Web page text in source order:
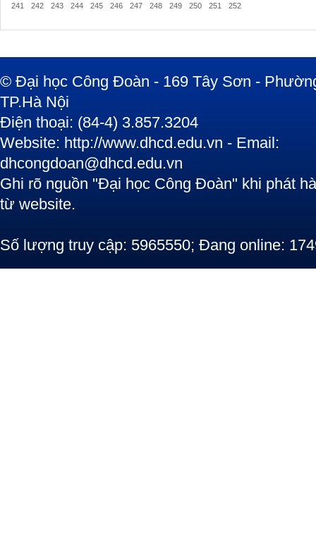
241 242 243 244 245 246 247 248 249 250 251 252
© Đại học Công Đoàn - 169 Tây Sơn -
TP.Hà Nội
Điện thoại: (84-4) 3.857.3204
Website: http://www.dhcd.edu.vn - Email:
dhcongdoan@dhcd.edu.vn
Ghi rõ nguồn "Đại học Công Đoàn" khi phát
từ website.
Số lượng truy cập: 5965550; Đang online: